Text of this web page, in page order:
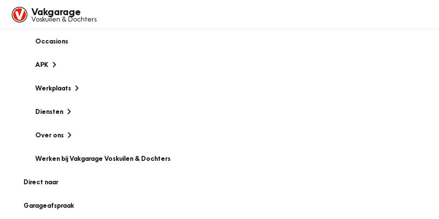
Vakgarage
Voskuilen & Dochters
Occasions
APK
Werkplaats
Diensten
Over ons
Werken bij Vakgarage Voskuilen & Dochters
Direct naar
Garageafspraak